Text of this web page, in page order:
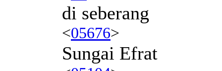
di seberang
<05676>
Sungai Efrat